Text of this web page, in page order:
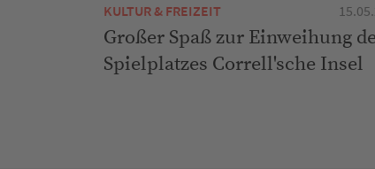
KULTUR & FREIZEIT
Großer Spaß zur Einweihung
Spielplatzes Correll'sche Insel